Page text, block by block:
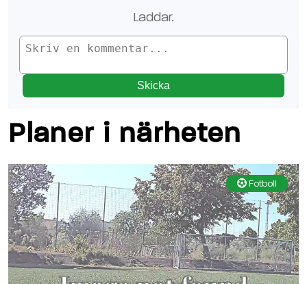
Laddar..
Skicka
Planer i närheten
Fotboll